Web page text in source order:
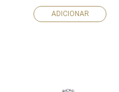
ADICIONAR